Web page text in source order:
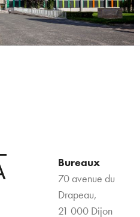
Bureaux
70 avenue du
Drapeau,
21 000 Dijon